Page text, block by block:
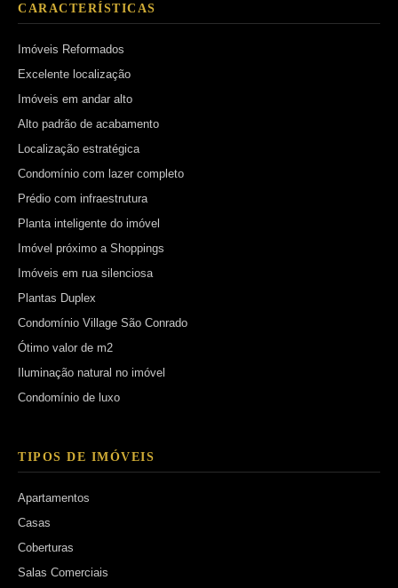
CARACTERÍSTICAS
Imóveis Reformados
Excelente localização
Imóveis em andar alto
Alto padrão de acabamento
Localização estratégica
Condomínio com lazer completo
Prédio com infraestrutura
Planta inteligente do imóvel
Imóvel próximo a Shoppings
Imóveis em rua silenciosa
Plantas Duplex
Condomínio Village São Conrado
Ótimo valor de m2
Iluminação natural no imóvel
Condomínio de luxo
TIPOS DE IMÓVEIS
Apartamentos
Casas
Coberturas
Salas Comerciais